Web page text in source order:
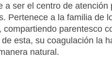
a ser el centro de atención
Pertenece a la familia de
compartiendo parentesco
esta, su coagulación la
natural.